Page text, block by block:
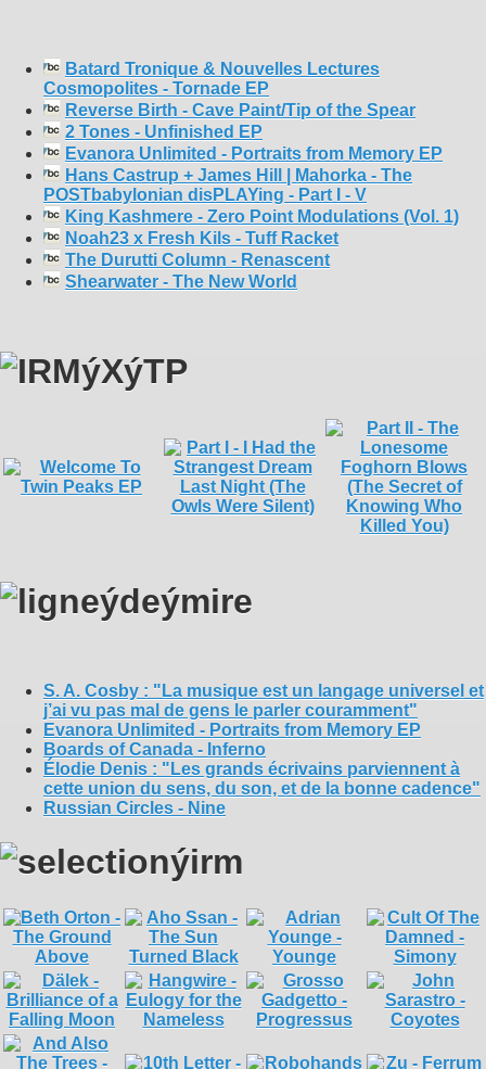
Batard Tronique & Nouvelles Lectures
Cosmopolites - Tornade EP
Reverse Birth - Cave Paint/Tip of the Spear
2 Tones - Unfinished EP
Evanora Unlimited - Portraits from Memory EP
Hans Castrup + James Hill | Mahorka - The
POSTbabylonian disPLAYing - Part I - V
King Kashmere - Zero Point Modulations (Vol. 1)
Noah23 x Fresh Kils - Tuff Racket
The Durutti Column - Renascent
Shearwater - The New World
S. A. Cosby : "La musique est un langage universel et
j’ai vu pas mal de gens le parler couramment"
Evanora Unlimited - Portraits from Memory EP
Boards of Canada - Inferno
Élodie Denis : "Les grands écrivains parviennent à
cette union du sens, du son, et de la bonne cadence"
Russian Circles - Nine